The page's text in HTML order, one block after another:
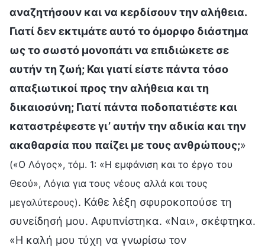
αναζητήσουν και να κερδίσουν την αλήθεια.
Γιατί δεν εκτιμάτε αυτό το όμορφο διάστημα
ως το σωστό μονοπάτι να επιδιώκετε σε
αυτήν τη ζωή; Και γιατί είστε πάντα τόσο
απαξιωτικοί προς την αλήθεια και τη
δικαιοσύνη; Γιατί πάντα ποδοπατιέστε και
καταστρέφεστε γι’ αυτήν την αδικία και την
ακαθαρσία που παίζει με τους ανθρώπους;»
(«Ο Λόγος», τόμ. 1: «Η εμφάνιση και το έργο του
Θεού», Λόγια για τους νέους αλλά και τους
μεγαλύτερους). Κάθε λέξη σφυροκοπούσε τη
συνείδησή μου. Αφυπνίστηκα. «Ναι», σκέφτηκα.
«Η καλή μου τύχη να γνωρίσω τον